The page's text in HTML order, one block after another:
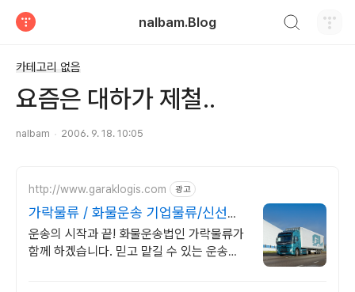
nalbam.Blog
카테고리 없음
요즘은 대하가 제철..
nalbam 2006. 9. 18. 10:05
http://www.garaklogis.com 광고
가락물류 / 화물운송 기업물류/신선식
품/운송대행
운송의 시작과 끝! 화물운송법인 가락물류가
함께 하겠습니다. 믿고 맡길 수 있는 운송업